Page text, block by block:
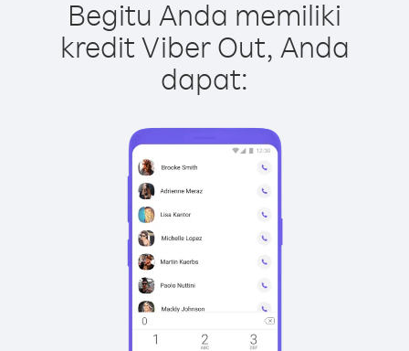
Begitu Anda memiliki
kredit Viber Out, Anda
dapat: